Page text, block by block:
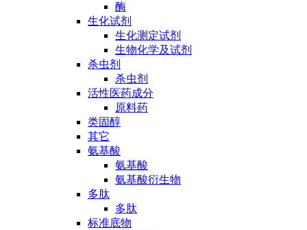
酶
生化试剂
生化测定试剂
生物化学及试剂
杀虫剂
杀虫剂
活性医药成分
原料药
类固醇
其它
氨基酸
氨基酸
氨基酸衍生物
多肽
多肽
标准底物